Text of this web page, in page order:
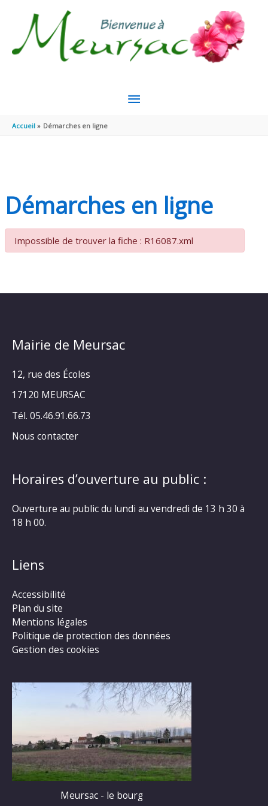
MENU
Accueil Démarches en ligne
Démarches en ligne
Impossible de trouver la fiche : R16087.xml
Mairie de Meursac
12, rue des Écoles
17120 MEURSAC
Tél. 05.46.91.66.73
Nous contacter
Horaires d’ouverture au public :
Ouverture au public du lundi au vendredi de 13 h 30 à
18 h 00.
Liens
Accessibilité
Plan du site
Mentions légales
Politique de protection des données
Gestion des cookies
Meursac - le bourg